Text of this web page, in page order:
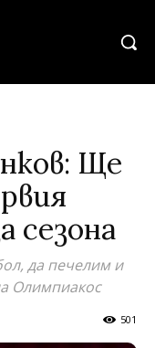
Ще
сезона
да печелим и
Олимпиакос
501